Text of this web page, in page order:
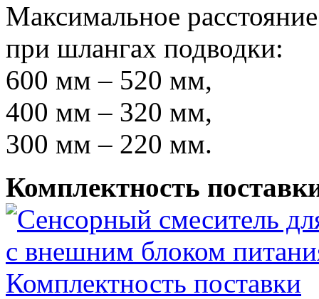
Максимальное
при шлангах подводки:
600 мм – 520 мм,
400 мм – 320 мм,
300 мм – 220 мм.
Комплектность